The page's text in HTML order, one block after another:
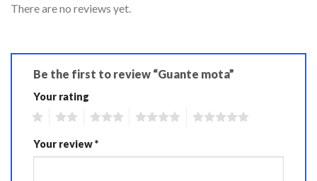
There are no reviews yet.
Be the first to review “Guante mota”
Your rating
Your review*